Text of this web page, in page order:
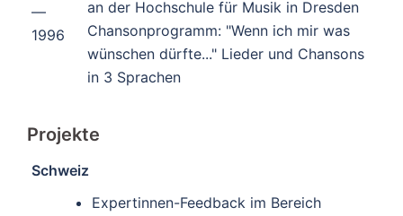
—
1996
an der Hochschule für Musik in Dresden
Chansonprogramm: "Wenn ich mir was
wünschen dürfte..." Lieder und Chansons
in 3 Sprachen
Projekte
Schweiz
Expertinnen-Feedback im Bereich